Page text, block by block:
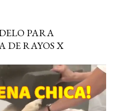
PARA
DE RAYOS X